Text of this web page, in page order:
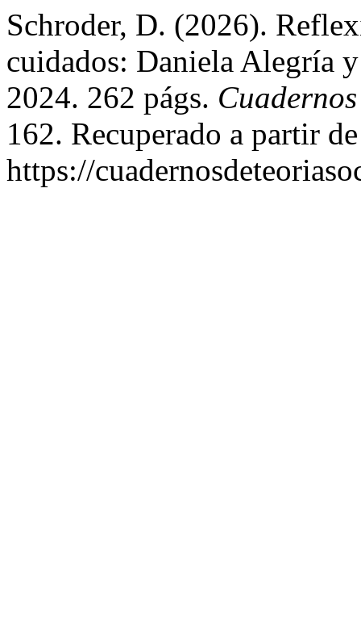
Schroder, D. (2026).
cuidados: Daniela Alegría
2024. 262 págs.
162. Recuperado a partir de
https://